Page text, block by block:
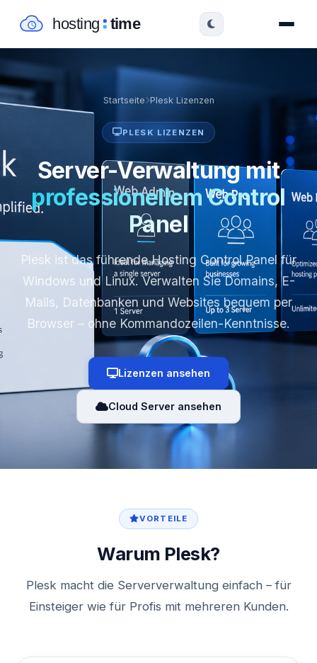
Startseite Plesk Lizenzen
PLESK LIZENZEN
Server-Verwaltung mit
professionellem Control
Panel
Plesk ist das führende Hosting Control Panel für
Windows und Linux. Verwalten Sie Domains, E-
Mails, Datenbanken und Websites bequem per
Browser – ohne Kommandozeilen-Kenntnisse.
Lizenzen ansehen
Cloud Server ansehen
VORTEILE
Warum Plesk?
Plesk macht die Serververwaltung einfach – für
Einsteiger wie für Profis mit mehreren Kunden.